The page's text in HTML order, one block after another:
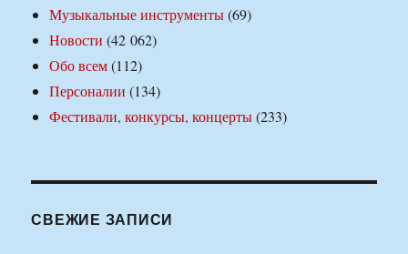
Музыкальные инструменты(69)
Новости (42 062)
Обо всем(112)
Персоналии (134)
Фестивали, конкурсы, концерты(233)
СВЕЖИЕ ЗАПИСИ